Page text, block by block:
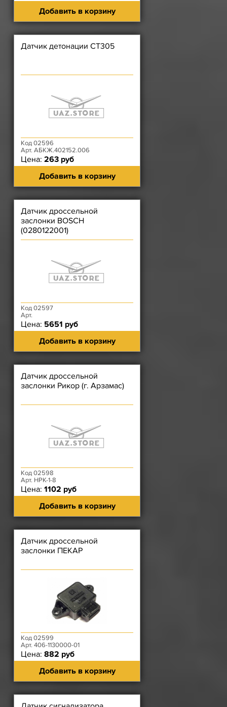
Добавить в корзину
Датчик детонации СТ305
Код 02596
Арт. АБКЖ.402152.006
Цена: 263 руб
Добавить в корзину
Датчик дроссельной
заслонки BOSCH
(0280122001)
Код 02597
Арт.
Цена: 5651 руб
Добавить в корзину
Датчик дроссельной
заслонки Рикор (г. Арзамас)
Код 02598
Арт. НРК-1-8
Цена: 1102 руб
Добавить в корзину
Датчик дроссельной
заслонки ПЕКАР
Код 02599
Арт. 406-1130000-01
Цена: 882 руб
Добавить в корзину